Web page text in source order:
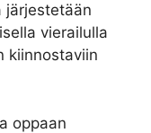
järjestetään
vierailulla
kiinnostaviin
oppaan